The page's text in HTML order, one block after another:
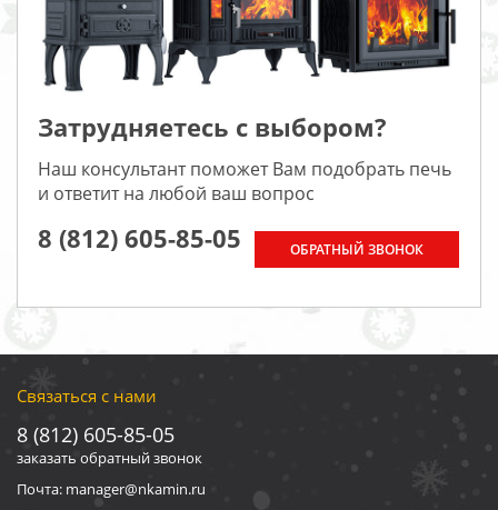
Затрудняетесь с выбором?
Наш консультант поможет Вам подобрать печь
и ответит на любой ваш вопрос
8 (812) 605-85-05 ОБРАТНЫЙ ЗВОНОК
Связаться с нами
8 (812) 605-85-05
заказать обратный звонок
Почта: manager@nkamin.ru